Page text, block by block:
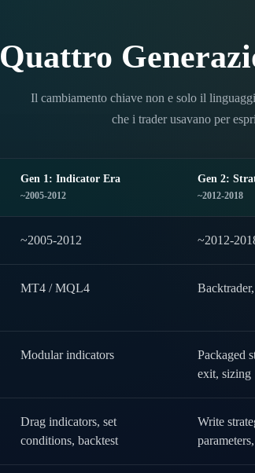
Quattro
Il cambiamento chiave non e solo il
che i trader usavano per
Gen 1: Indicator Era
~2005-2012
Gen 2:
~2012-2018
~2005-2012 ~2012-
MT4 / MQL4
Modular indicators
Packaged
exit, sizing
Drag indicators, set
conditions, backtest
Write